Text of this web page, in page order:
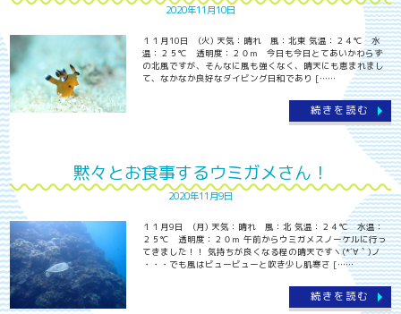
2020年11月10日
１１月10日 (火) 天気：晴れ 風：北東 気温：２４℃ 水
温：２５℃ 透明度：２０ｍ 今日も今日とてあいかわらず
の北風ですが、そんなに風も強くなく、晴天にも恵まれまし
て、なかなか良好なダイビング日和であり [……
続きを読む
黙々とお食事するウミガメさん！
2020年11月9日
１１月9日 (月) 天気：晴れ 風：北 気温：２４℃ 水温：
２５℃ 透明度：２０ｍ 午前からウミガメスノーケルに行っ
てきました！！ 気持ちが良くなる程の晴天ですヽ(*´∀｀)ノ
・・・でも風はビュービューと吹き少し肌寒さ [……
続きを読む